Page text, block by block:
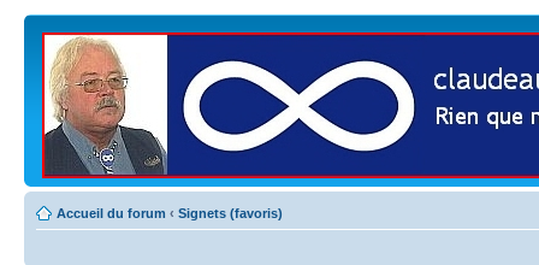
Accueil du forum ‹ Signets (favoris)